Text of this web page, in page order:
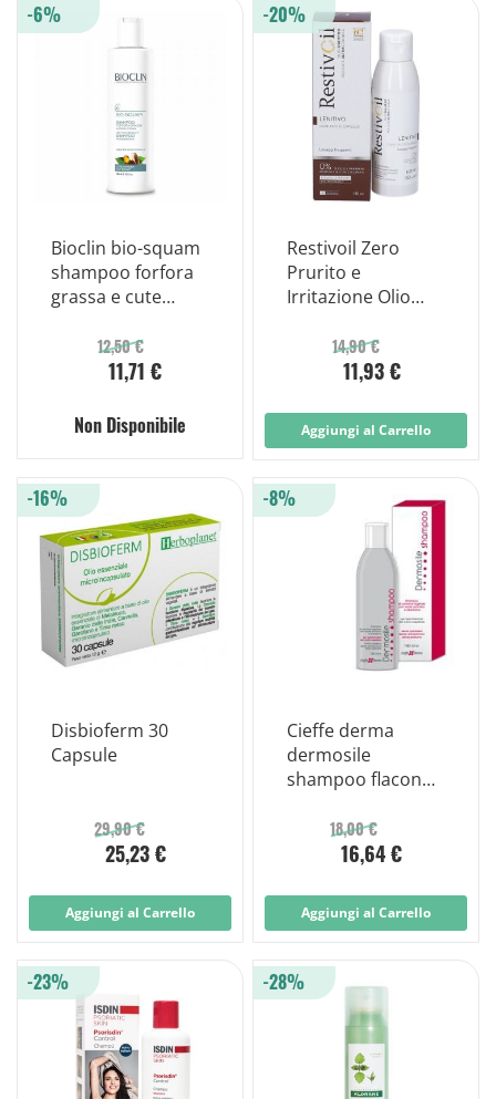
Bioclin bio-squam
shampoo forfora
grassa e cute
12,50 €
11,71 €
-6%
Non Disponibile
Restivoil Zero
Prurito e
Irritazione Olio
150ml14,90 €
11,93 €
-20%
Aggiungi al Carrello
Disbioferm 30
Capsule
29,90 €
25,23 €
-16%
Aggiungi al Carrello
Cieffe derma
dermosile
shampoo flacone
18,00 €
16,64 €
-8%
Aggiungi al Carrello
-23% -28%